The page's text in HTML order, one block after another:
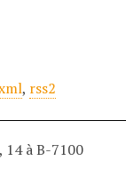
, rss2
14 à B-7100